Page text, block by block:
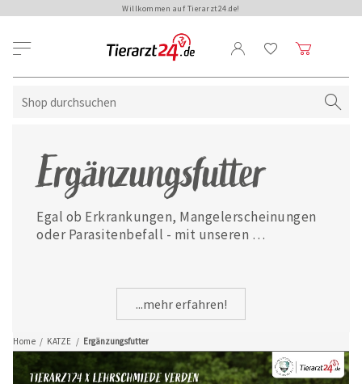
Willkommen auf Tierarzt24.de!
Home / KATZE / Ergänzungsfutter
Ergänzungsfutter
Egal ob Erkrankungen, Mangelerscheinungen
oder Parasitenbefall - mit unseren
...mehr erfahren!